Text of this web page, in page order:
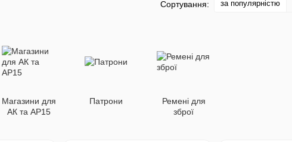
Сортування: за популярністю
Магазини для
АК та АР15
Патрони
Ремені для
зброї